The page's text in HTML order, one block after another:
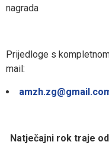
nagrada
Prijedloge s
mail:
Natječajni rok traje od